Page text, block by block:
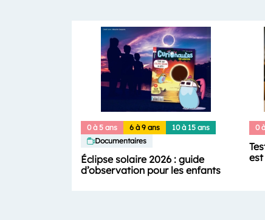
0 à 5 ans 6 à 9 ans
10 à 15 ans
Documentaires
Éclipse solaire 2026 : guide
d’observation pour les enfants
0